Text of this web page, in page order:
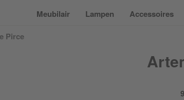
Meubilair Submenu van Meubilair uit-
Lampen Submenu van
Accessoires
Pirce